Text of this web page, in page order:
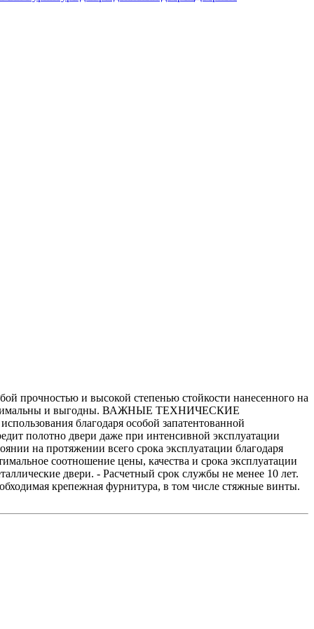
прочностью и высокой степенью стойкости нанесенного на
оптимальны и выгодны. ВАЖНЫЕ ТЕХНИЧЕСКИЕ
благодаря особой запатентованной
полотно двери даже при интенсивной эксплуатации
на протяжении всего срока эксплуатации благодаря
соотношение цены, качества и срока эксплуатации
двери. - Расчетный срок службы не менее 10 лет.
крепежная фурнитура, в том числе стяжные винты.